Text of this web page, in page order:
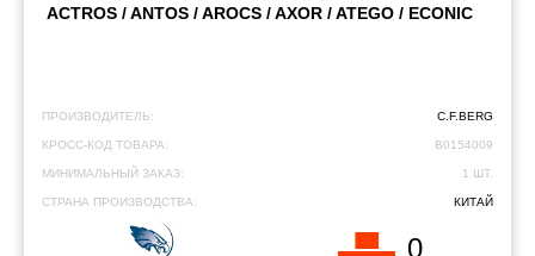
ACTROS / ANTOS / AROCS / AXOR / ATEGO / ECONIC
ПРОИЗВОДИТЕЛЬ: C.F.BERG
КРОСС-КОД ТОВАРА: B0154009
МИНИМАЛЬНЫЙ ЗАКАЗ: 1 ШТ.
СТРАНА ПРОИЗВОДСТВА: КИТАЙ
0